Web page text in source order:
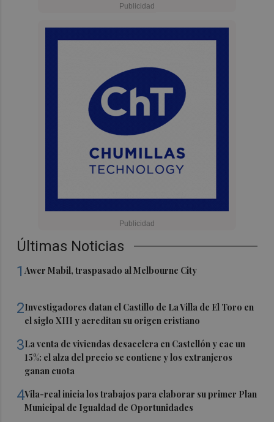
Últimas Noticias
1Awer Mabil, traspasado al Melbourne City
2Investigadores datan el Castillo de La Villa de El Toro en
el siglo XIII y acreditan su origen cristiano
3La venta de viviendas desacelera en Castellón y cae un
15%: el alza del precio se contiene y los extranjeros
ganan cuota
4Vila-real inicia los trabajos para elaborar su primer Plan
Municipal de Igualdad de Oportunidades